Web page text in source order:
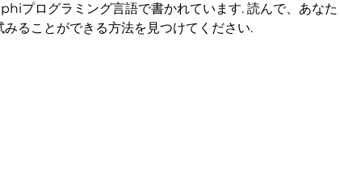
プログラミング言語で書かれています. 読んで、あなた
ることができる方法を見つけてください.